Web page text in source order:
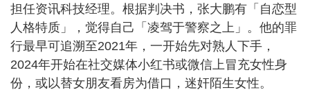
担任资讯科技经理。根据判决书，张大鹏有「自恋型
人格特质」，觉得自己「凌驾于警察之上」。他的罪
行最早可追溯至2021年，一开始先对熟人下手，
2024年开始在社交媒体小红书或微信上冒充女性身
份，或以替女朋友看房为借口，迷奸陌生女性。